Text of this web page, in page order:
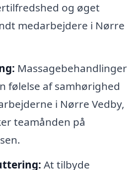
og øget
medarbejdere i Nørre
Massagebehandlinger
følelse af samhørighed
i Nørre Vedby,
teamånden på
At tilbyde